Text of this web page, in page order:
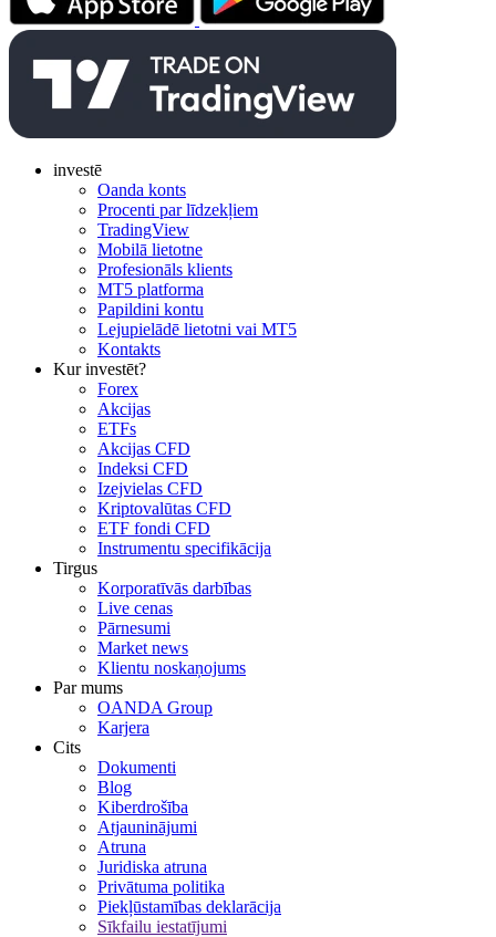
investē
Oanda konts
Procenti par līdzekļiem
TradingView
Mobilā lietotne
Profesionāls klients
MT5 platforma
Papildini kontu
Lejupielādē lietotni vai MT5
Kontakts
Kur investēt?
Forex
Akcijas
ETFs
Akcijas CFD
Indeksi CFD
Izejvielas CFD
Kriptovalūtas CFD
ETF fondi CFD
Instrumentu specifikācija
Tirgus
Korporatīvās darbības
Live cenas
Pārnesumi
Market news
Klientu noskaņojums
Par mums
OANDA Group
Karjera
Cits
Dokumenti
Blog
Kiberdrošība
Atjauninājumi
Atruna
Juridiska atruna
Privātuma politika
Piekļūstamības deklarācija
Sīkfailu iestatījumi